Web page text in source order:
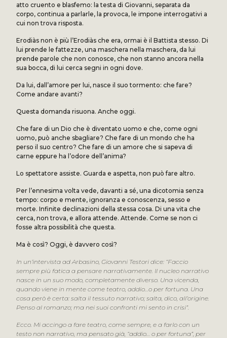
atto cruento e blasfemo: la testa di Giovanni, separata da
corpo, continua a parlarle, la provoca, le impone interrogativi a
cui non trova risposta.
Erodiàs non è più l’Erodiàs che era, ormai è il Battista stesso. Di
lui prende le fattezze, una maschera nella maschera, da lui
prende parole che non conosce, che non stanno ancora nella
sua bocca, di lui cerca segni in ogni dove.
Da lui, dall’amore per lui, nasce il suo tormento: che fare?
Come andare avanti?
Questa domanda risuona. Anche oggi.
Che fare di un Dio che è diventato uomo e che, come ogni
uomo, può anche sbagliare? Che fare di un mondo che ha
perso il suo centro? Che fare di un amore che si sapeva di
carne eppure ha l’odore dell’anima?
Lo spettatore assiste. Guarda e aspetta, non può fare altro.
Per l’ennesima volta vede, davanti a sé, una dicotomia senza
tempo: corpo e mente, ignoranza e conoscenza, sesso e
morte. Infinite declinazioni della stessa cosa. Di una vita che
cerca, non trova, e allora attende. Attende. Come se non ci
fosse altra possibilità che questa.
Ma è così? Oggi, è davvero così?
In un’intervista ad Arbasino, Giovanni Testori dice: “Faccio
sempre più fatica a pensare narrativamente. Il nucleo narrativo
nasce in un suo modo, completamente diverso. Una vicenda,
quando viene in mente come teatro, addio…o per fortuna. Una
cosa però è certa: salta il tessuto narrativo; salta, dico, all’origine.
Penso al romanzo; ma nei suoi confronti mi sento in crisi”.
Ecco. Mi accingo a fare teatro, come sempre, e a farlo con un
testo non narrativo, ma pensato già, “addio… o per fortuna”, per